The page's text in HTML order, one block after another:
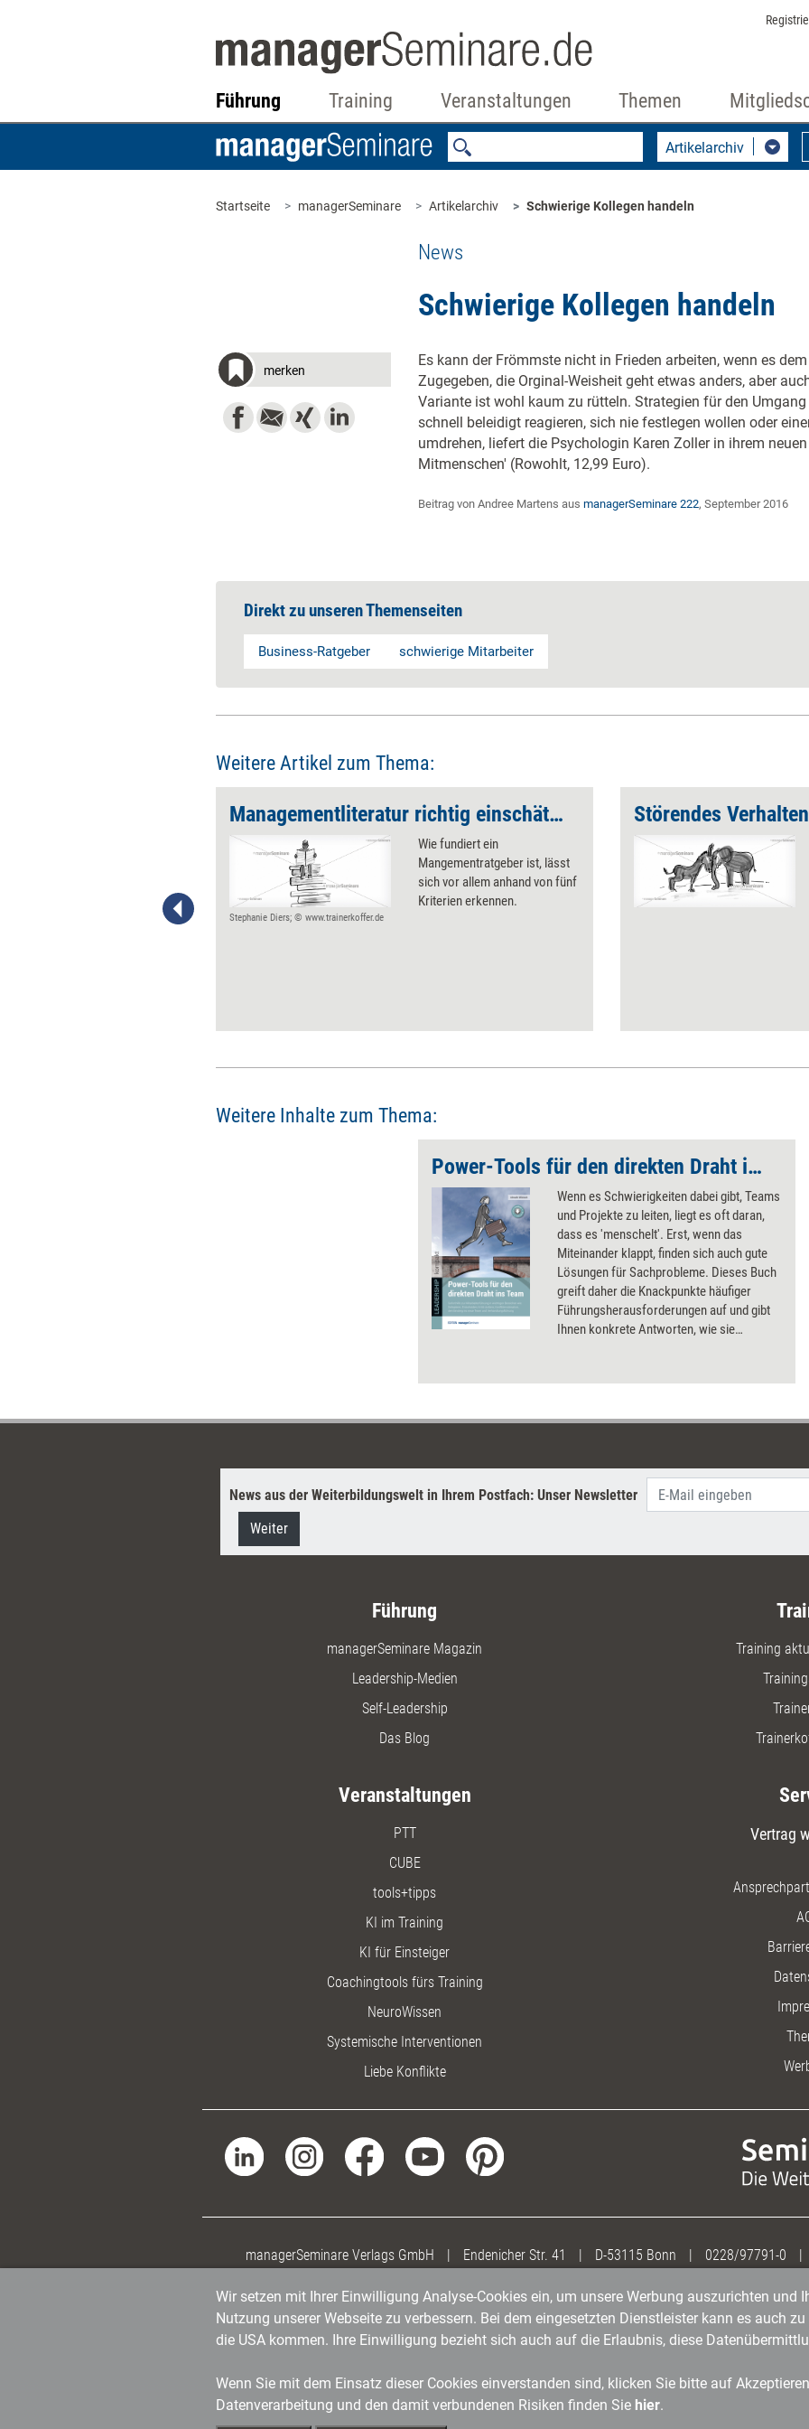
Führung Training Veranstaltungen Themen
Artikelarchiv
Startseite managerSeminare Artikelarchiv Schwierige Kollegen handeln
News
Schwierige Kollegen handeln
merken
Es kann der Frömmste nicht in Frieden arbeiten, wenn es
Zugegeben, die Orginal-Weisheit geht etwas anders, aber
Variante ist wohl kaum zu rütteln. Strategien für den
schnell beleidigt reagieren, sich nie festlegen wollen oder
umdrehen, liefert die Psychologin Karen Zoller in ihrem
Mitmenschen' (Rowohlt, 12,99 Euro).
Beitrag von Andree Martens aus managerSeminare 222, September 2016
Direkt zu unseren Themenseiten
Business-Ratgeber schwierige Mitarbeiter
Weitere Artikel zum Thema:
Handlungsoptionen für ein gar
Managementliteratur richtig einschätzen
Stephanie Diers; © www.trainerkoffer.de
Wie fundiert ein
Mangementratgeber ist, lässt
sich vor allem anhand von fünf
Kriterien erkennen.
Weitere Inhalte zum Thema:
Power-Tools für den direkten Draht ins Team
Wenn es Schwierigkeiten dabei gibt, Teams
und Projekte zu leiten, liegt es oft daran,
dass es 'menschelt'. Erst, wenn das
Miteinander klappt, finden sich auch gute
Lösungen für Sachprobleme. Dieses Buch
greift daher die Knackpunkte häufiger
Führungsherausforderungen auf und gibt
Ihnen konkrete Antworten, wie sie
Seminaren lernen. Diese Power-Tools
sofort weiter, egal, ob Sie ein Neuling oder
News aus der Weiterbildungswelt in Ihrem Postfach: Unser Newsletter
Weiter
Führung
managerSeminare Magazin
Leadership-Medien
Self-Leadership
Das Blog
Training
Veranstaltungen
PTT
CUBE
tools+tipps
KI im Training
KI für Einsteiger
Coachingtools fürs Training
NeuroWissen
Systemische Interventionen
Liebe Konflikte
Vertrag
managerSeminare Verlags GmbH | Endenicher Str. 41 | D-53115 Bonn | 0228/97791-0 |
Wir setzen mit Ihrer Einwilligung Analyse-Cookies ein, um unsere Werbung auszurichten und
Nutzung unserer Webseite zu verbessern. Bei dem eingesetzten Dienstleister kann es auch
die USA kommen. Ihre Einwilligung bezieht sich auch auf die Erlaubnis, diese
Wenn Sie mit dem Einsatz dieser Cookies einverstanden sind, klicken Sie bitte auf
Datenverarbeitung und den damit verbundenen Risiken finden Sie hier.